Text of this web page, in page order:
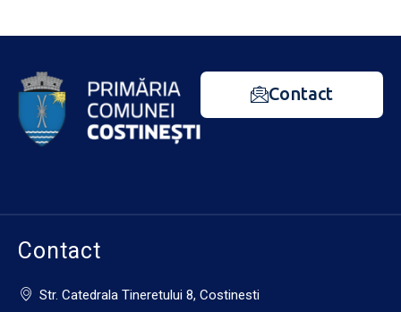
Contact
Contact
Str. Catedrala Tineretului 8, Costinesti